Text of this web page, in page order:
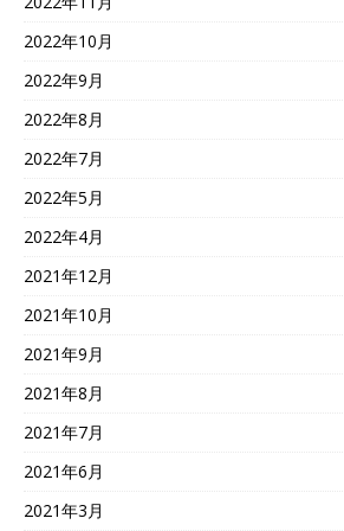
2022年10月
2022年9月
2022年8月
2022年7月
2022年5月
2022年4月
2021年12月
2021年10月
2021年9月
2021年8月
2021年7月
2021年6月
2021年3月